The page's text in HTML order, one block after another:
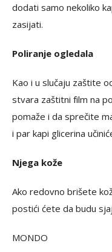
dodati samo nekoliko
zasijati.
Poliranje ogledala
Kao i u slučaju zaštite
stvara zaštitni film na
pomaže i da sprečite
i par kapi glicerina
Njega kože
Ako redovno brišete
postići ćete da budu
MONDO